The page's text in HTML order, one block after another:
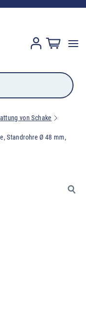
von Schake
Standrohre Ø 48 mm,